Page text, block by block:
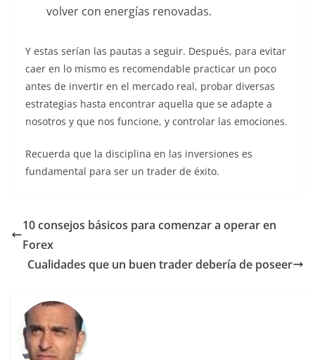
volver con energías renovadas.
Y estas serían las pautas a seguir. Después, para evitar
caer en lo mismo es recomendable practicar un poco
antes de invertir en el mercado real, probar diversas
estrategias hasta encontrar aquella que se adapte a
nosotros y que nos funcione, y controlar las emociones.
Recuerda que la disciplina en las inversiones es
fundamental para ser un trader de éxito.
10 consejos básicos para comenzar a operar en
Forex
Cualidades que un buen trader debería de poseer